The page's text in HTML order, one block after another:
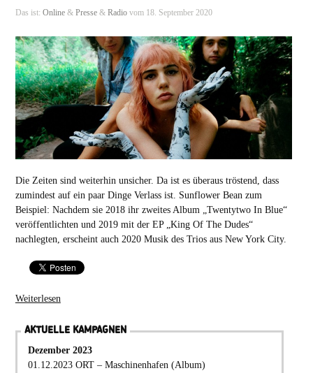
Das ist: Online& Presse& Radiovom 18. September 2020
Die Zeiten sind weiterhin unsicher. Da ist es überaus tröstend, dass
zumindest auf ein paar Dinge Verlass ist. Sunflower Bean zum
Beispiel: Nachdem sie 2018 ihr zweites Album „Twentytwo In Blue“
veröffentlichten und 2019 mit der EP „King Of The Dudes“
nachlegten, erscheint auch 2020 Musik des Trios aus New York City.
Weiterlesen
AKTUELLE KAMPAGNEN
Dezember 2023
01.12.2023 ORT – Maschinenhafen (Album)